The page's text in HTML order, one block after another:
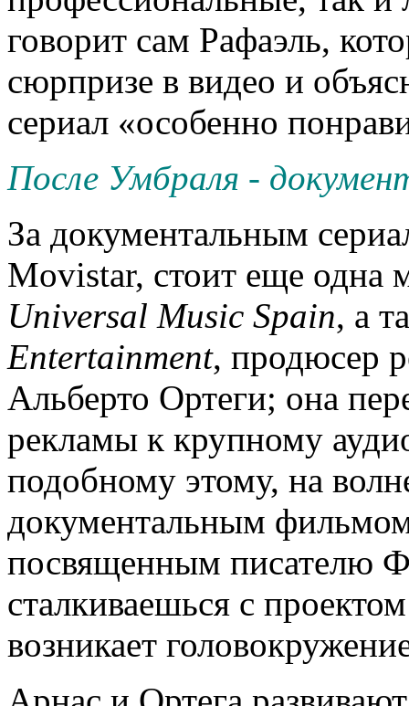
говорит сам Рафаэль,
сюрпризе в видео и
сериал «особенно
После Умбраля -
За документальным
Movistar, стоит еще одна
Universal Music Spain, а
Entertainment, продюсер
Альберто Ортеги; она
рекламы к крупному
подобному этому, на
документальным
посвященным писателю
сталкиваешься с
возникает